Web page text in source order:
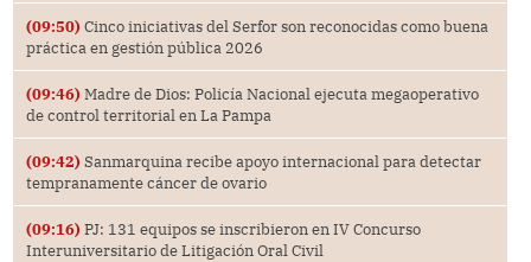
(09:50) Cinco iniciativas del Serfor son reconocidas como buena
práctica en gestión pública 2026
(09:46) Madre de Dios: Policía Nacional ejecuta megaoperativo
de control territorial en La Pampa
(09:42) Sanmarquina recibe apoyo internacional para detectar
tempranamente cáncer de ovario
(09:16) PJ: 131 equipos se inscribieron en IV Concurso
Interuniversitario de Litigación Oral Civil